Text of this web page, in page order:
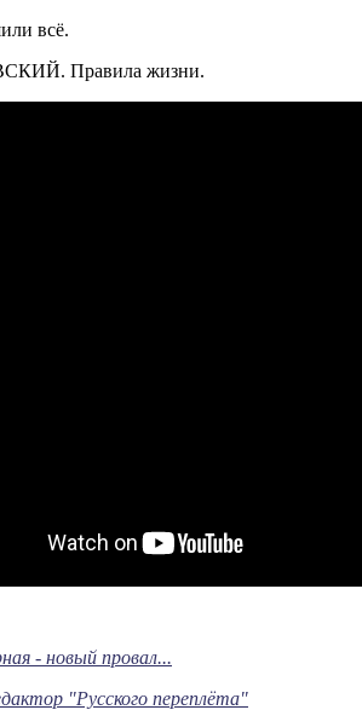
всё.
Правила жизни.
- новый провал...
"Русского переплёта"